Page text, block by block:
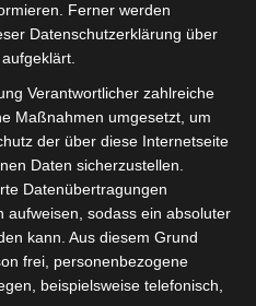
hatte
mal wieder
und
bin ich
Wir
paar schöne
und
Ferner werden
Datenschutzerklärung über
Verantwortlicher zahlreiche
Maßnahmen umgesetzt, um
der über diese Internetseite
Daten sicherzustellen.
Datenübertragungen
aufweisen, sodass ein absoluter
kann. Aus diesem Grund
frei, personenbezogene
beispielsweise telefonisch,